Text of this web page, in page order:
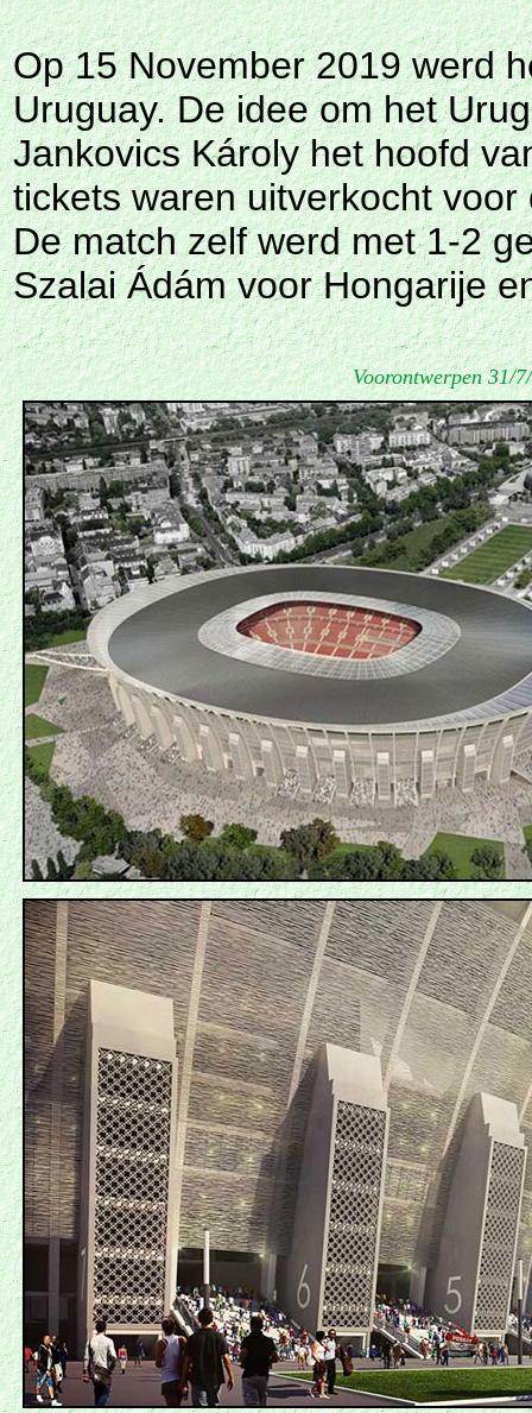
Op 15 November 2019 werd
Uruguay. De idee om het
Jankovics Károly het hoofd
tickets waren uitverkocht voor
De match zelf werd met 1-2
Szalai Ádám voor Hongarije
Voorontwerpen 31/